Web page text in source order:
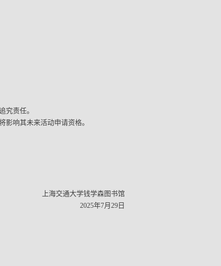
究责任。
影响其未来活动申请资格。
上海交通大学钱学森图书馆
2025年7月29日